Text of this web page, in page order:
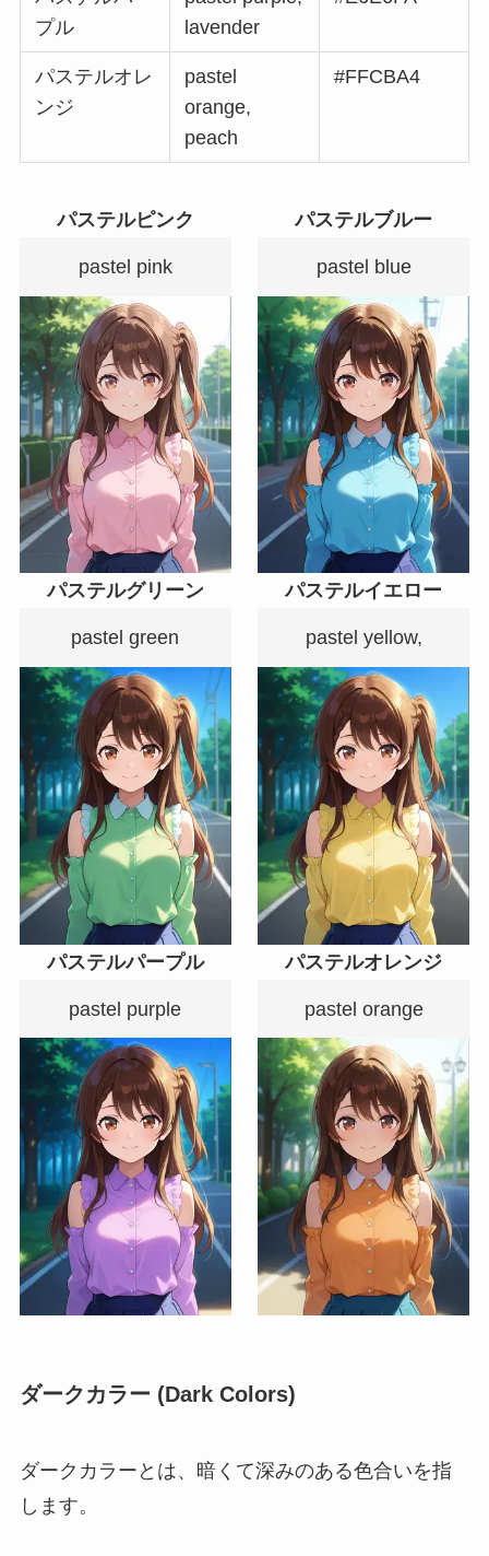
プル
lavender
パステルオレ
ンジ
pastel
orange,
peach
#FFCBA4
パステルピンク
pastel pink
パステルブルー
pastel blue
パステルグリーン
pastel green
パステルイエロー
pastel yellow,
パステルパープル
pastel purple
パステルオレンジ
pastel orange
ダークカラー (Dark Colors)
ダークカラーとは、暗くて深みのある色合いを指
します。